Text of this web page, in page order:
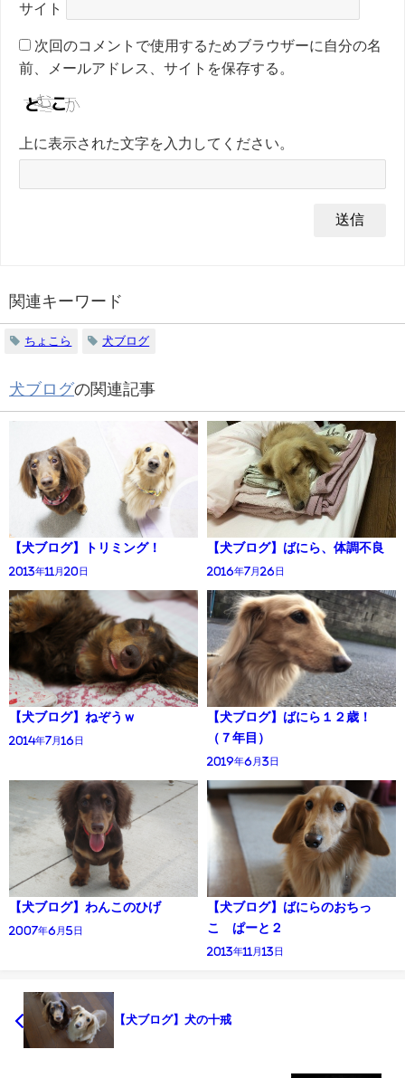
サイト
次回のコメントで使用するためブラウザーに自分の名
前、メールアドレス、サイトを保存する。
上に表示された文字を入力してください。
関連キーワード
ちょこら 犬ブログ
犬ブログの関連記事
【犬ブログ】トリミング！
2013年11月20日
【犬ブログ】ばにら、体調不良
2016年7月26日
【犬ブログ】ねぞうｗ
2014年7月16日
【犬ブログ】ばにら１２歳！
（７年目）
2019年6月3日
【犬ブログ】わんこのひげ
2007年6月5日
【犬ブログ】ばにらのおちっ
こ ぱーと２
2013年11月13日
【犬ブログ】犬の十戒